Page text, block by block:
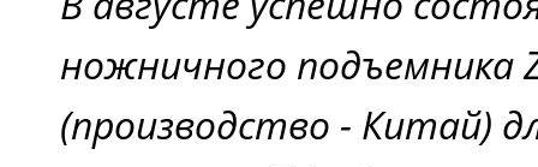
ножничного подъемника
(производство - Китай)